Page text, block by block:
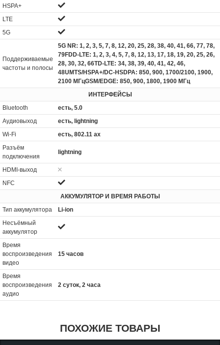
HSPA+
LTE
5G
Поддерживаемые
частоты и полосы
5G NR: 1, 2, 3, 5, 7, 8, 12, 20, 25, 28, 38, 40, 41, 66, 77, 78,
79FDD‑LTE: 1, 2, 3, 4, 5, 7, 8, 12, 13, 17, 18, 19, 20, 25, 26,
28, 30, 32, 66TD‑LTE: 34, 38, 39, 40, 41, 42, 46,
48UMTS/HSPA+/DC‑HSDPA: 850, 900, 1700/2100, 1900,
2100 МГцGSM/EDGE: 850, 900, 1800, 1900 МГц
ИНТЕРФЕЙСЫ
Bluetooth
есть, 5.0
Аудиовыход
есть, lightning
Wi-Fi
есть, 802.11 ax
Разъём
подключения
lightning
HDMI-выход
NFC
АККУМУЛЯТОР И ВРЕМЯ РАБОТЫ
Тип аккумулятора
Li-ion
Несъёмный
аккумулятор
Время
воспроизведения
видео
15 часов
Время
воспроизведения
аудио
2 суток, 2 часа
ПОХОЖИЕ ТОВАРЫ